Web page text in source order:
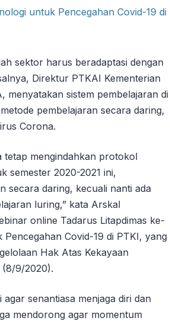
sektor harus beradaptasi dengan
Direktur PTKAI Kementerian
menyatakan sistem pembelajaran di
pembelajaran secara daring,
Corona.
tetap mengindahkan protokol
semester 2020-2021 ini,
secara daring, kecuali nanti ada
luring,” kata Arskal
online Tadarus Litapdimas ke-
Covid-19 di PTKI, yang
Hak Atas Kekayaan
(8/9/2020).
senantiasa menjaga diri dan
mendorong agar momentum